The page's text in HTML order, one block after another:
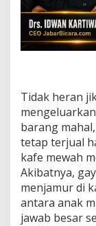
Tidak heran
barang
tetap terjual
kafe mewah
Akibatnya,
menjamur di
antara anak
jawab besar